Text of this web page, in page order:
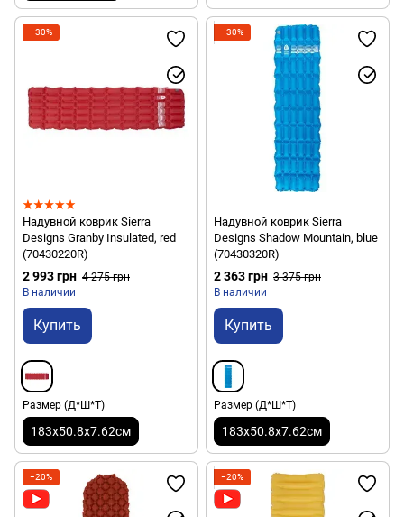
−30%
Надувной коврик Sierra
Designs Granby Insulated, red
(70430220R)
2 993 грн 4 275 грн
В наличии
Купить
Размер (Д*Ш*Т)
183х50.8х7.62см
−30%
Надувной коврик Sierra
Designs Shadow Mountain, blue
(70430320R)
2 363 грн 3 375 грн
В наличии
Купить
Размер (Д*Ш*Т)
183х50.8х7.62см
−20% −20%